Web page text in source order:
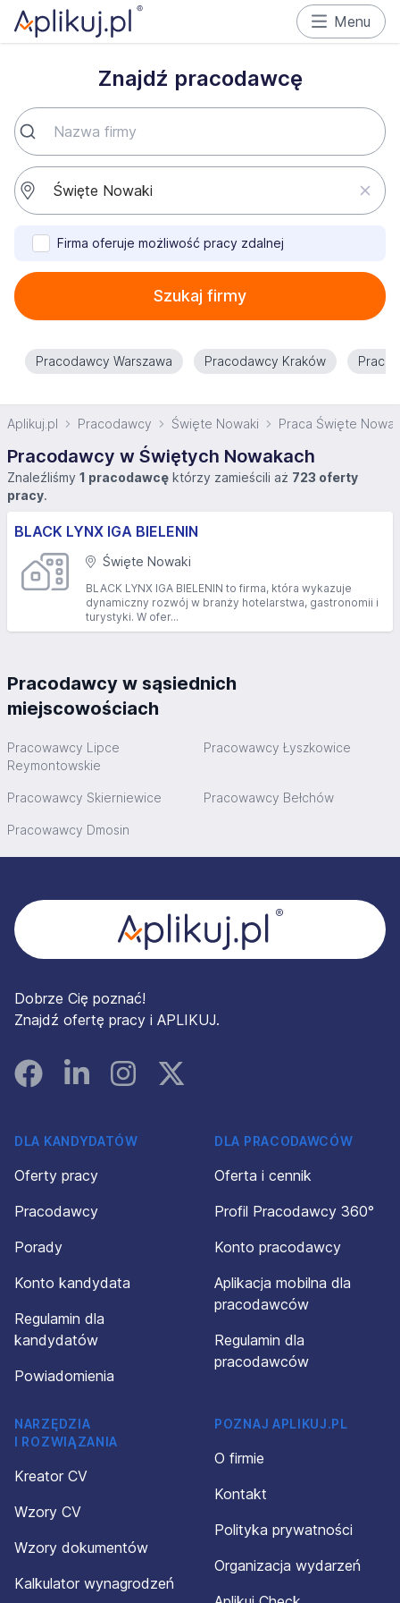
Menu
Znajdź pracodawcę
Firma oferuje możliwość pracy zdalnej
Szukaj firmy
Pracodawcy Warszawa Pracodawcy Kraków
Aplikuj.pl Pracodawcy Święte Nowaki Praca Święte
Pracodawcy w Świętych Nowakach
Znaleźliśmy 1 pracodawcę którzy zamieścili aż 723 oferty
pracy.
BLACK LYNX IGA BIELENIN
Święte Nowaki
BLACK LYNX IGA BIELENIN to firma, która wykazuje
dynamiczny rozwój w branży hotelarstwa, gastronomii i
turystyki. W ofer...
Pracodawcy w sąsiednich
miejscowościach
Pracowawcy Lipce
Reymontowskie
Pracowawcy Łyszkowice
Pracowawcy Skierniewice Pracowawcy Bełchów
Pracowawcy Dmosin
Dobrze Cię poznać!
Znajdź ofertę pracy i APLIKUJ.
FacebookLinked InInstagramInstagram
DLA KANDYDATÓW
Oferty pracy
Pracodawcy
Porady
Konto kandydata
Regulamin dla
kandydatów
Powiadomienia
DLA PRACODAWCÓW
Oferta i cennik
Profil Pracodawcy 360°
Konto pracodawcy
Aplikacja mobilna dla
pracodawców
Regulamin dla
pracodawców
NARZĘDZIA
I ROZWIĄZANIA
Kreator CV
Wzory CV
Wzory dokumentów
Kalkulator wynagrodzeń
POZNAJ APLIKUJ.PL
O firmie
Kontakt
Polityka prywatności
Organizacja wydarzeń